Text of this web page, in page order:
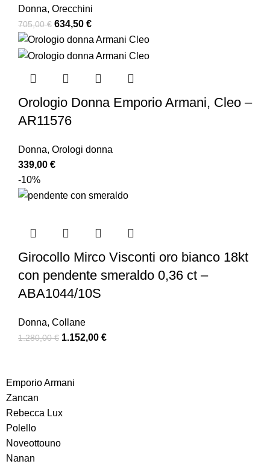
Donna, Orecchini
705,00€ 634,50 €
Orologio Donna Emporio Armani, Cleo –
AR11576
Donna, Orologi donna
339,00 €
-10%
Girocollo Mirco Visconti oro bianco 18kt
con pendente smeraldo 0,36 ct –
ABA1044/10S
Donna, Collane
1.280,00€ 1.152,00 €
Emporio Armani
Zancan
Rebecca Lux
Polello
Noveottouno
Nanan